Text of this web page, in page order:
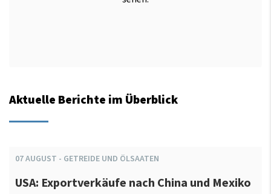
Aktuelle Berichte im Überblick
07AUGUST - GETREIDE UND ÖLSAATEN
USA: Exportverkäufe nach China und Mexiko